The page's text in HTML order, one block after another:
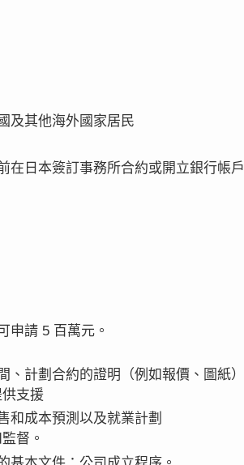
及其他海外國家居民
在日本簽訂事務所合約或開立銀行帳戶
申請 5 百萬元。
、計劃合約的證明（例如報價、圖紙）
支援
和成本預測以及就業計劃
督。